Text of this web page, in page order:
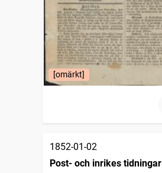
[omärkt]
1852-01-02
Post- och inrikes tidningar